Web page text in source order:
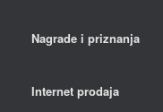
Nagrade i priznanja
Internet prodaja